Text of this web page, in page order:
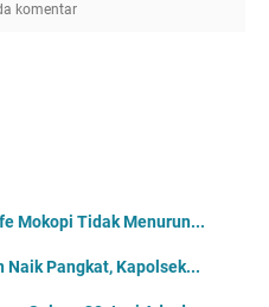
komentar
Mokopi Tidak Menurun...
Naik Pangkat, Kapolsek...